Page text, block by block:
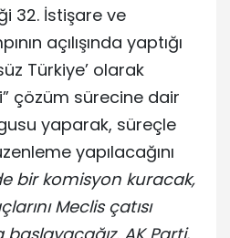
32. İstişare ve
açılışında yaptığı
Türkiye’ olarak
çözüm sürecine dair
yaparak, süreçle
yapılacağını
bir komisyon kuracak,
Meclis çatısı